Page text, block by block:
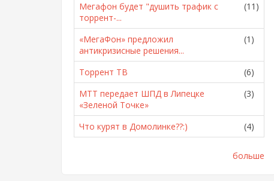
Мегафон будет "душить трафик с
торрент-...
(11)
«МегаФон» предложил
антикризисные решения...
(1)
Торрент ТВ
(6)
МТТ передает ШПД в Липецке
«Зеленой Точке»
(3)
Что курят в Домолинке??:) (4)
больше